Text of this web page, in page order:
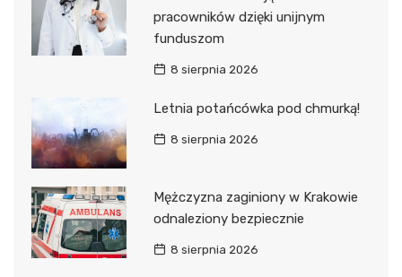
pracowników dzięki unijnym
funduszom
8 sierpnia 2026
Letnia potańcówka pod chmurką!
8 sierpnia 2026
Mężczyzna zaginiony w Krakowie
odnaleziony bezpiecznie
8 sierpnia 2026